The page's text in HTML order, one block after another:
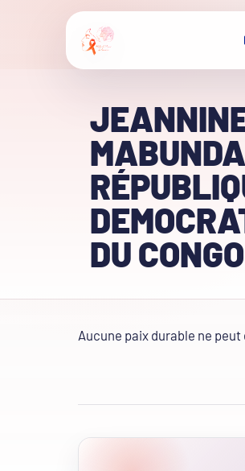
DU CONGO
Aucune paix durable ne